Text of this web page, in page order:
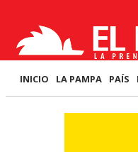
INICIO LA PAMPA PAÍS